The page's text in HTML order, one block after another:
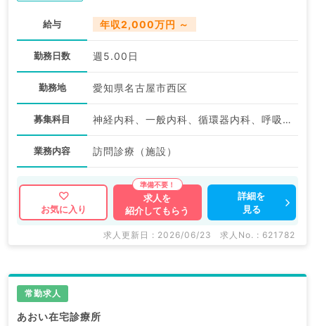
給与 年収2,000万円 ～
勤務日数 週5.00日
勤務地 愛知県名古屋市西区
募集科目 神経内科、一般内科、循環器内科、呼吸器内科、消化器内科、内分泌・代謝内科、腎臓内科、老年内科
業務内容 訪問診療（施設）
お気に入り
求人を
紹介してもらう
詳細を
見る
求人更新日 : 2026/06/23 求人No. : 621782
常勤求人
あおい在宅診療所